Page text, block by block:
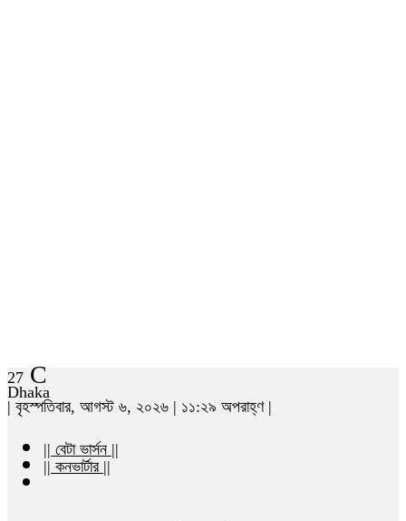
27 C
Dhaka
| বৃহস্পতিবার, আগস্ট ৬, ২০২৬ | ১১:২৯ অপরাহ্ণ |
|| বেটা ভার্সন ||
|| কনভার্টার ||